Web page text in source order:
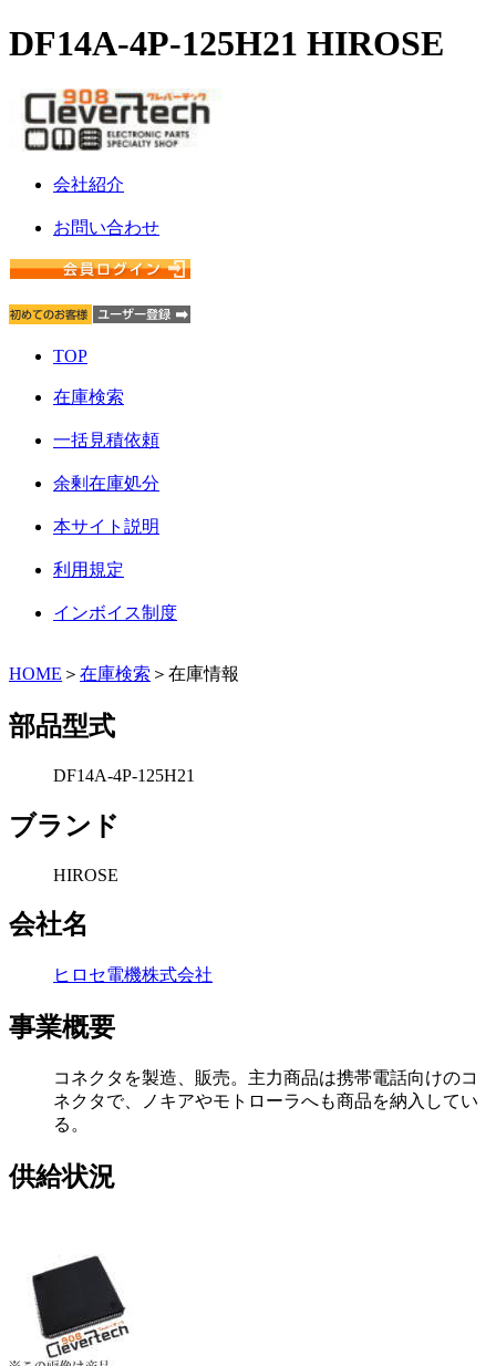
DF14A-4P-125H21 HIROSE
会社紹介
お問い合わせ
TOP
在庫検索
一括見積依頼
余剰在庫処分
本サイト説明
利用規定
インボイス制度
HOME ＞ 在庫検索 ＞在庫情報
部品型式
DF14A-4P-125H21
ブランド
HIROSE
会社名
ヒロセ電機株式会社
事業概要
コネクタを製造、販売。主力商品は携帯電話向けのコ
ネクタで、ノキアやモトローラへも商品を納入してい
る。
供給状況